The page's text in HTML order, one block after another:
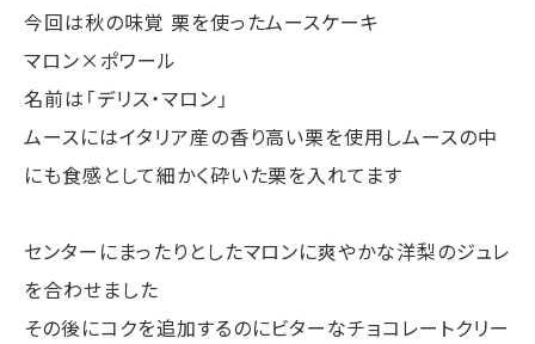
今回は秋の味覚 栗を使ったムースケーキ
マロン×ポワール
名前は「デリス・マロン」
ムースにはイタリア産の香り高い栗を使用しムースの中
にも食感として細かく砕いた栗を入れてます
センターにまったりとしたマロンに爽やかな洋梨のジュレ
を合わせました
その後にコクを追加するのにビターなチョコレートクリー